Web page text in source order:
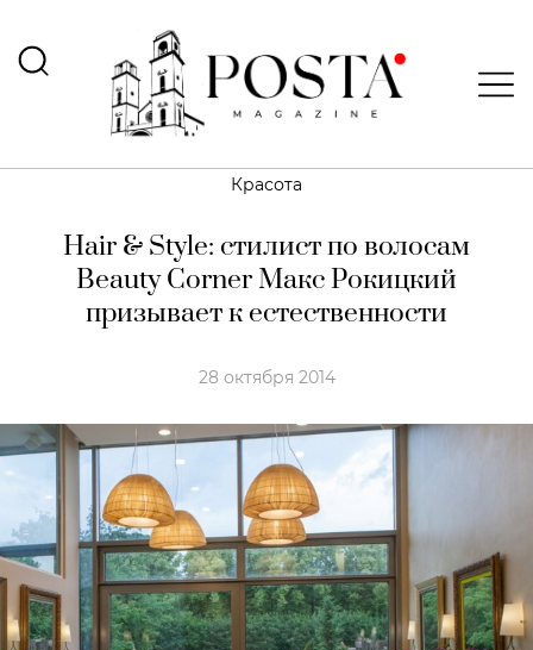
Красота
Hair & Style: стилист по волосам
Beauty Corner Макс Рокицкий
призывает к естественности
28 октября 2014